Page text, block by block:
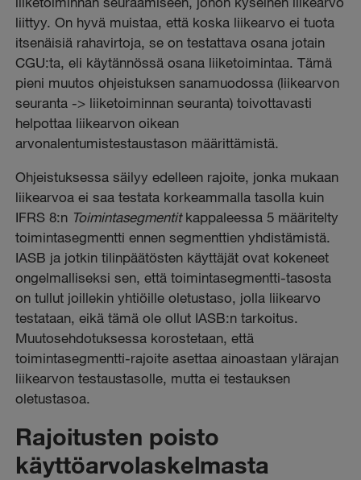
liittyy. On hyvä muistaa, että koska liikearvo ei tuota
itsenäisiä rahavirtoja, se on testattava osana jotain
CGU:ta, eli käytännössä osana liiketoimintaa. Tämä
pieni muutos ohjeistuksen sanamuodossa (liikearvon
seuranta -> liiketoiminnan seuranta) toivottavasti
helpottaa liikearvon oikean
arvonalentumistestaustason määrittämistä.
Ohjeistuksessa säilyy edelleen rajoite, jonka mukaan
liikearvoa ei saa testata korkeammalla tasolla kuin
IFRS 8:n Toimintasegmentitkappaleessa 5 määritelty
toimintasegmentti ennen segmenttien yhdistämistä.
IASB ja jotkin tilinpäätösten käyttäjät ovat kokeneet
ongelmalliseksi sen, että toimintasegmentti-tasosta
on tullut joillekin yhtiöille oletustaso, jolla liikearvo
testataan, eikä tämä ole ollut IASB:n tarkoitus.
Muutosehdotuksessa korostetaan, että
toimintasegmentti-rajoite asettaa ainoastaan ylärajan
liikearvon testaustasolle, mutta ei testauksen
oletustasoa.
Rajoitusten poisto
käyttöarvolaskelmasta